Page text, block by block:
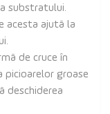
substratului.
acesta ajută la
de cruce în
picioarelor groase
deschiderea